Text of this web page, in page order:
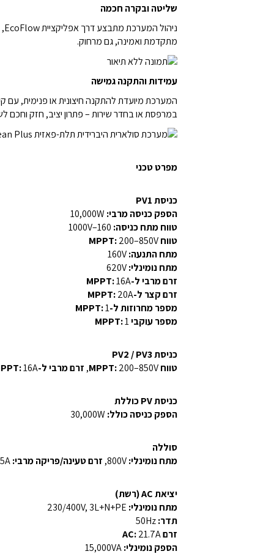
שליטה ובקרה חכמה
מתקדמת ואמינה, גם מרחוק.
עמידות והתקנה גמישה
במרפסת או בחדר שירות – פתרון יציב, חזק וחכם
מפרט טכני
כניסת PV1
הספק כניסה מרבי:
טווח מתח כניסה:
טווח MPPT:200–850V
מתח התנעה:160V
מתח נומינלי:620V
זרם מרבי ל-MPPT:16A
זרם קצר ל-MPPT:20A
מספר מחרוזות ל-MPPT:1
מספר עוקבי MPPT:1
כניסת PV2 / PV3
טווח MPPT:200–850V, זרם מרבי ל-MPPT:16A,
כניסת PV כוללת
הספק כניסה כולל:
סוללה
מתח נומינלי:800V, זרם טעינה/פריקה מרבי:25A,
יציאת AC (רשת)
מתח נומינלי:
תדר:50Hz
זרם AC:21.7A
הספק נומינלי:15,000VA